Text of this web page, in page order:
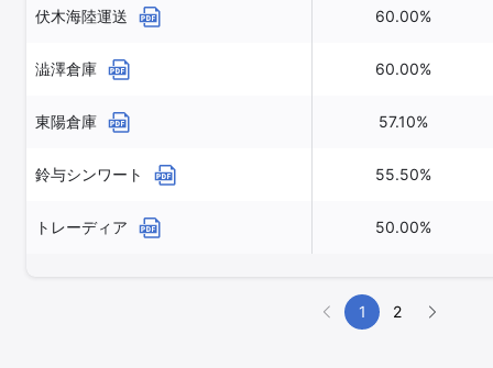
伏木海陸運送 60.00%
澁澤倉庫 60.00%
東陽倉庫 57.10%
鈴与シンワート 55.50%
トレーディア 50.00%
1 2